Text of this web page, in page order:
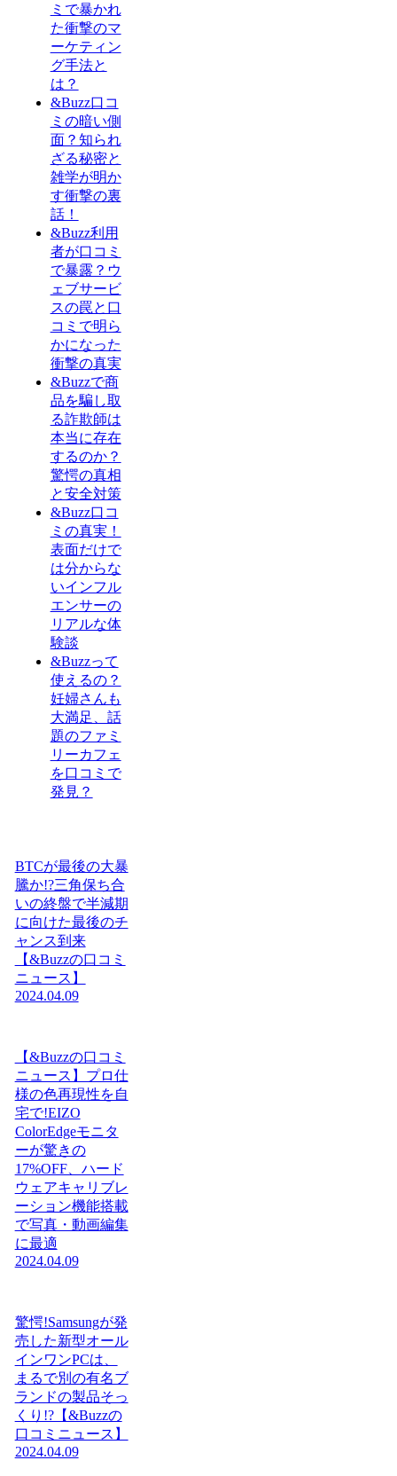
ミで暴かれ
た衝撃のマ
ーケティン
グ手法と
は？
&Buzz口コ
ミの暗い側
面？知られ
ざる秘密と
雑学が明か
す衝撃の裏
話！
&Buzz利用
者が口コミ
で暴露？ウ
ェブサービ
スの罠と口
コミで明ら
かになった
衝撃の真実
&Buzzで商
品を騙し取
る詐欺師は
本当に存在
するのか？
驚愕の真相
と安全対策
&Buzz口コ
ミの真実！
表面だけで
は分からな
いインフル
エンサーの
リアルな体
験談
&Buzzって
使えるの？
妊婦さんも
大満足、話
題のファミ
リーカフェ
を口コミで
発見？
BTCが最後の大暴
騰か!?三角保ち合
いの終盤で半減期
に向けた最後のチ
ャンス到来
【&Buzzの口コミ
ニュース】
2024.04.09
【&Buzzの口コミ
ニュース】プロ仕
様の色再現性を自
宅で!EIZO
ColorEdgeモニタ
ーが驚きの
17%OFF、ハード
ウェアキャリブレ
ーション機能搭載
で写真・動画編集
に最適
2024.04.09
驚愕!Samsungが発
売した新型オール
インワンPCは、
まるで別の有名ブ
ランドの製品そっ
くり!?【&Buzzの
口コミニュース】
2024.04.09